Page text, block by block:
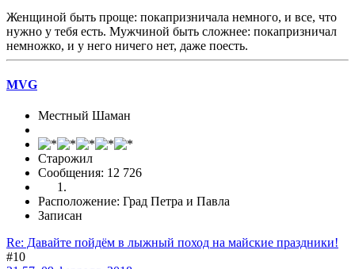
Женщиной быть проще: покапризничала немного, и все, что
нужно у тебя есть. Мужчиной быть сложнее: покапризничал
немножко, и у него ничего нет, даже поесть.
MVG
Местный Шаман
Старожил
Сообщения: 12 726
Расположение: Град Петра и Павла
Записан
Re: Давайте пойдём в лыжный поход на майские праздники!
#10